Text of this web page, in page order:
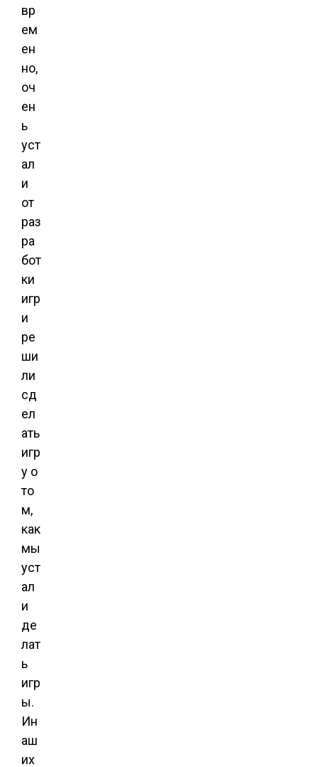
вр
ем
ен
но,
оч
ен
ь
уст
ал
и
от
раз
ра
бот
ки
игр
и
ре
ши
ли
сд
ел
ать
игр
у о
то
м,
как
мы
уст
ал
и
де
лат
ь
игр
ы.
Ин
аш
их